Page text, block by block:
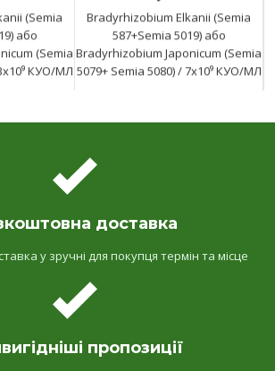
(Semia
або
(Semia
КУО/МЛ
Bradyrhizobium Elkanii (Semia
587+Semia 5019) або
Bradyrhizobium Japonicum (Semia
5079+ Semia 5080)/7x10⁹ КУО/МЛ
доставка
у зручні для покупця термін та місце
пропозиції